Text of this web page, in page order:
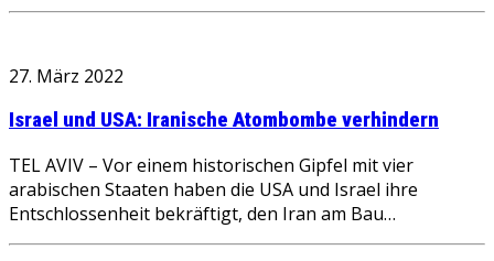
27. März 2022
Israel und USA: Iranische Atombombe verhindern
TEL AVIV – Vor einem historischen Gipfel mit vier
arabischen Staaten haben die USA und Israel ihre
Entschlossenheit bekräftigt, den Iran am Bau…